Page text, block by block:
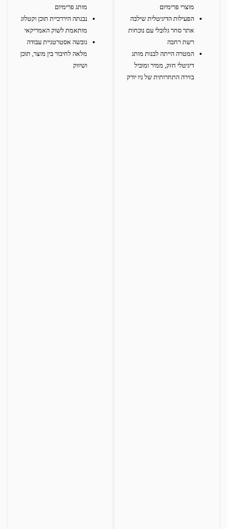
מוצרי פרימיום
הפעילות הדיגיטלית שילבה
אתר סחר גלובלי עם נוכחות
רשת רחבה
המטרה הייתה לבנות מותג
דיגיטלי חזק, ממיר ומוביל
בזירה התחרותית של ניו יורק
מותג פרימיום
נבנתה היררכיית תוכן וקטלוג
מותאמת לשוק האמריקאי
גובשה אסטרטגיית עבודה
מלאה לחיבור בין מוצר, תוכן
ושיווק